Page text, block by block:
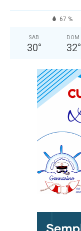
67 %
SAB
30°
DOM
32°